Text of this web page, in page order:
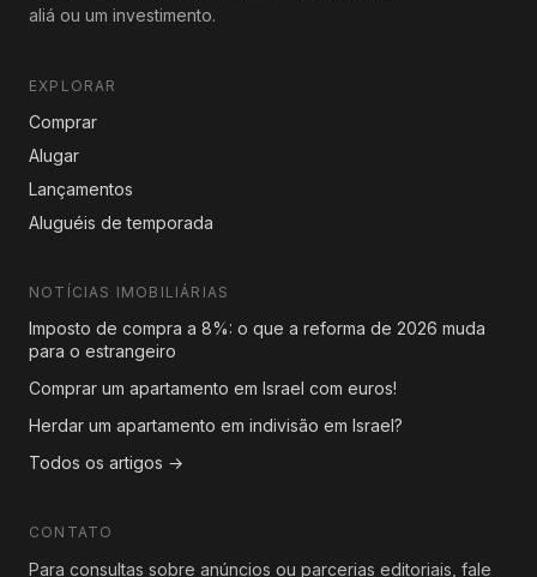
aliá ou um investimento.
EXPLORAR
Comprar
Alugar
Lançamentos
Aluguéis de temporada
NOTÍCIAS IMOBILIÁRIAS
Imposto de compra a 8%: o que a reforma de 2026 muda
para o estrangeiro
Comprar um apartamento em Israel com euros!
Herdar um apartamento em indivisão em Israel?
Todos os artigos →
CONTATO
Para consultas sobre anúncios ou parcerias editoriais, fale